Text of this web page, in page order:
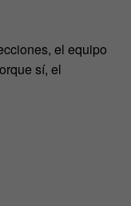
el equipo
sí, el